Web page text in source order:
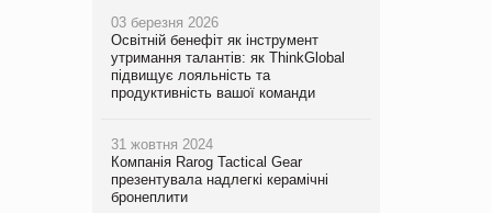
03 березня 2026
Освітній бенефіт як інструмент
утримання талантів: як ThinkGlobal
підвищує лояльність та
продуктивність вашої команди
31 жовтня 2024
Компанія Rarog Tactical Gear
презентувала надлегкі керамічні
бронеплити